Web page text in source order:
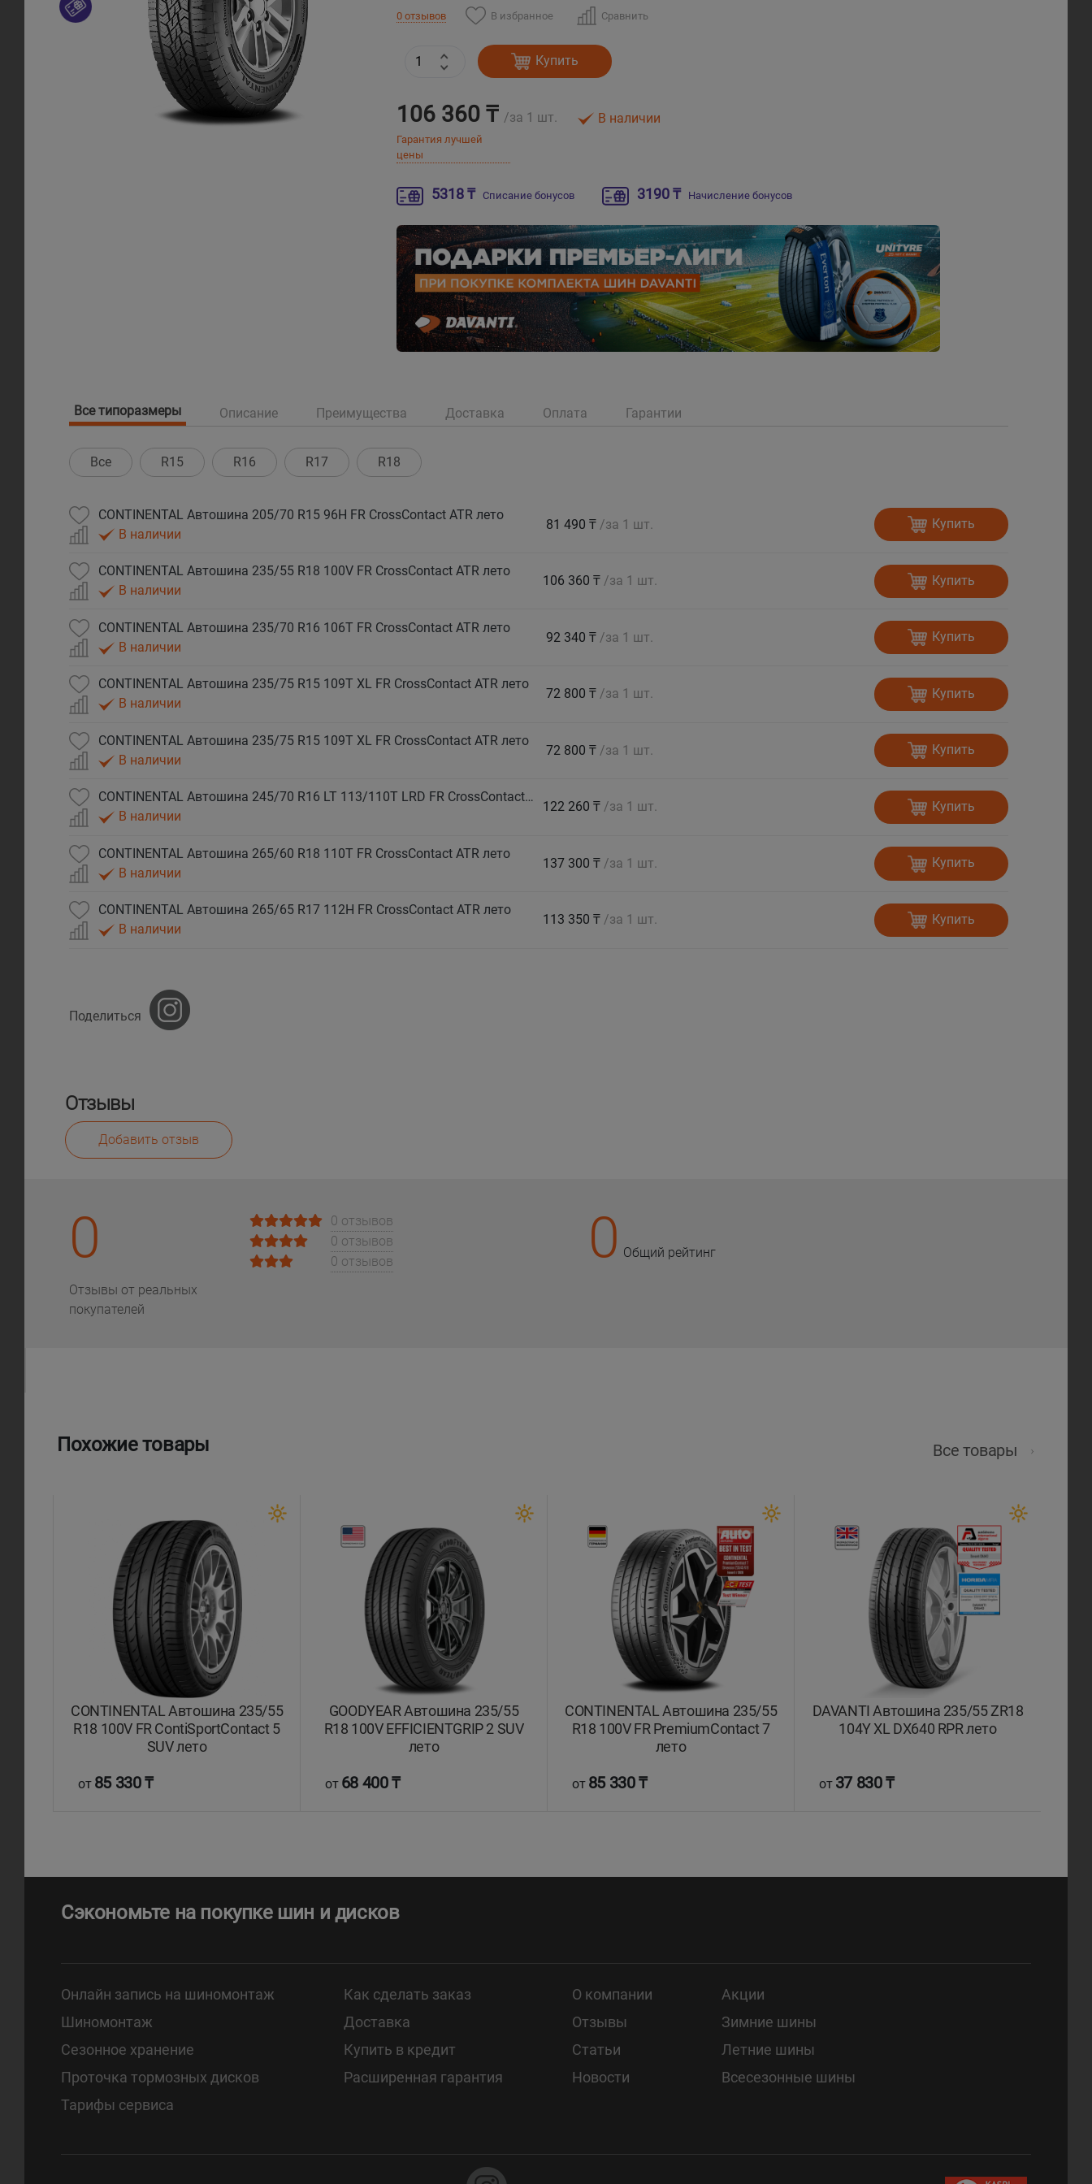
0 отзывов В избранное Сравнить
Купить
106 360 ₸ /за 1 шт.
Гарантия лучшей
цены
В наличии
5318 ₸ Списание бонусов 3190 ₸ Начисление бонусов
Все типоразмеры Описание Преимущества Доставка Оплата Гарантии
Все R15 R16 R17 R18
CONTINENTAL Автошина 205/70 R15 96H FR CrossContact ATR лето
В наличии
81 490 ₸ /за 1 шт. Купить
CONTINENTAL Автошина 235/55 R18 100V FR CrossContact ATR лето
В наличии
106 360 ₸ /за 1 шт. Купить
CONTINENTAL Автошина 235/70 R16 106T FR CrossContact ATR лето
В наличии
92 340 ₸ /за 1 шт. Купить
CONTINENTAL Автошина 235/75 R15 109T XL FR CrossContact ATR лето
В наличии
72 800 ₸ /за 1 шт. Купить
CONTINENTAL Автошина 235/75 R15 109T XL FR CrossContact ATR лето
В наличии
72 800 ₸ /за 1 шт. Купить
CONTINENTAL Автошина 245/70 R16 LT 113/110T LRD FR CrossContact ATR 8PR лето
В наличии
122 260 ₸ /за 1 шт. Купить
CONTINENTAL Автошина 265/60 R18 110T FR CrossContact ATR лето
В наличии
137 300 ₸ /за 1 шт. Купить
CONTINENTAL Автошина 265/65 R17 112H FR CrossContact ATR лето
В наличии
113 350 ₸ /за 1 шт. Купить
Поделиться
Отзывы
Добавить отзыв
0
Отзывы от реальных
покупателей
0 отзывов
0 отзывов
0 отзывов
0 Общий рейтинг
Похожие товары Все товары
CONTINENTAL Автошина 235/55
R18 100V FR ContiSportContact 5
SUV лето
от 85 330 ₸
GOODYEAR Автошина 235/55
R18 100V EFFICIENTGRIP 2 SUV
лето
от 68 400 ₸
CONTINENTAL Автошина 235/55
R18 100V FR PremiumContact 7
лето
от 85 330 ₸
DAVANTI Автошина 235/55 ZR18
104Y XL DX640 RPR лето
от 37 830 ₸
Сэкономьте на покупке шин и дисков
Онлайн запись на шиномонтаж
Шиномонтаж
Сезонное хранение
Проточка тормозных дисков
Тарифы сервиса
Как сделать заказ
Доставка
Купить в кредит
Расширенная гарантия
О компании
Отзывы
Статьи
Новости
Акции
Зимние шины
Летние шины
Всесезонные шины